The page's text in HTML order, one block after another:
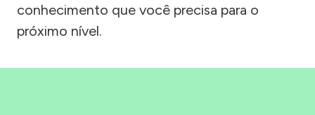
conhecimento que você precisa para o
próximo nível.